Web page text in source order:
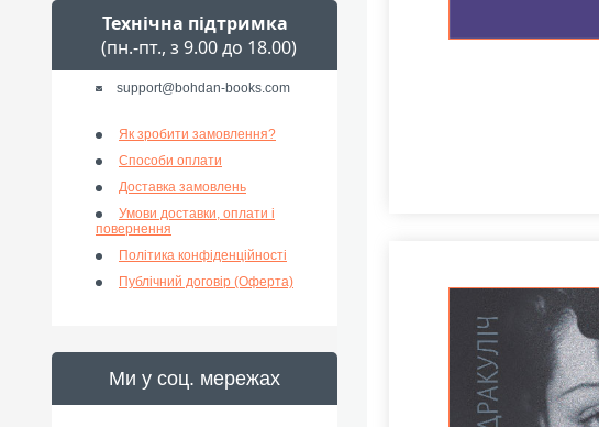
Технічна підтримка
(пн.-пт., з 9.00 до 18.00)
support@bohdan-books.com
Як зробити замовлення?
Способи оплати
Доставка замовлень
Умови доставки, оплати і
повернення
Політика конфіденційності
Публічний договір (Оферта)
Ми у соц. мережах